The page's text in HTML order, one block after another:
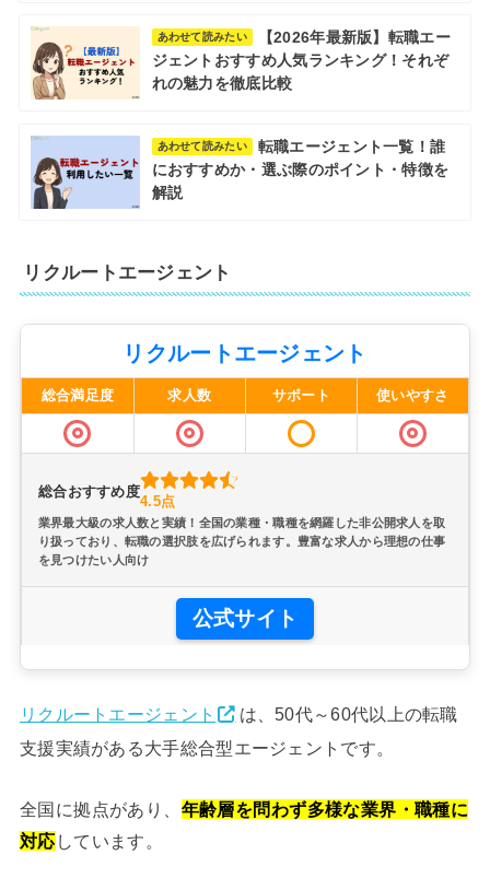
あわせて読みたい
【2026年最新版】転職エー
ジェントおすすめ人気ランキング！それぞ
れの魅力を徹底比較
あわせて読みたい
転職エージェント一覧！誰
におすすめか・選ぶ際のポイント・特徴を
解説
リクルートエージェント
リクルートエージェント
総合満足度 求人数 サポート 使いやすさ
総合おすすめ度
4.5点
業界最大級の求人数と実績！全国の業種・職種を網羅した非公開求人を取
り扱っており、転職の選択肢を広げられます。豊富な求人から理想の仕事
を見つけたい人向け
公式サイト
リクルートエージェント
は、50代～60代以上の転職
支援実績がある大手総合型エージェントです。
全国に拠点があり、 年齢層を問わず多様な業界・職種に
対応 しています。